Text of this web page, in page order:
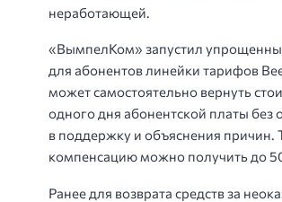
неработающей.
«ВымпелКом» запустил
для абонентов линейки тарифов
может самостоятельно вернуть
одного дня абонентской платы без
в поддержку и объяснения причин.
компенсацию можно получить до
Ранее для возврата средств за